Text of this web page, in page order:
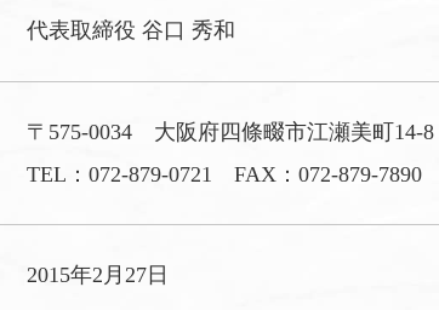
代表取締役 谷口 秀和
〒575-0034 大阪府四條畷市江瀬美町14-8
TEL：072-879-0721 FAX：072-879-7890
2015年2月27日